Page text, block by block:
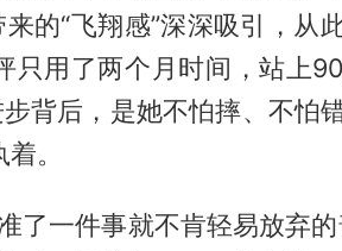
的“飞翔感”深深吸引，从
只用了两个月时间，站上
背后，是她不怕摔、不怕
。
了一件事就不肯轻易放弃